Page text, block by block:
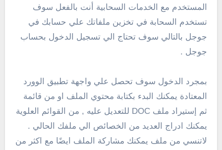
المستخدم مع الخدمات السحابية أنت بالفعل سوف
تستخدم السحابة في تخزين ملفاتك علي حسابك في
جوجل بالتالي سوف تحتاج الي تسجيل الدخول بحساب
جوجل .
بمجرد الدخول سوف تحصل علي واجهة تطبيق الوورد
المعتادة يمكنك البدء بكتابة محتوي الملف او من قائمة
ثم إستيراد ملف DOC للتعديل عليه , من القوائم العلوية
يمكنك ادراج العديد من الخصائص الي ملفك الحالي .
لاتنسي من ملف يمكنك مشاركة الملف ايضًا مع اكثر من